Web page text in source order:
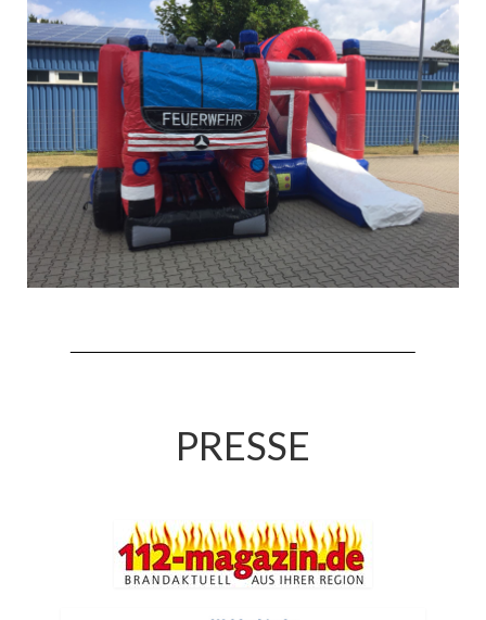
Oktoberfestkonzert 2022
Verein
Tagesfahrt 2017
Fahrzeuge & Technik
Stützpunkt
Einsatzfahrzeuge
Einsatzleitwagen ELW 1
20
Staffellöschfahrzeug StLF 20/25
Rüstwagen RW 1
Löschgruppenfahrzeug LF 20 KatS
PRESSE